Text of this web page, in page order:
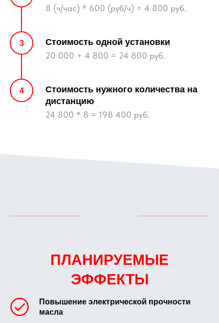
8 (ч/час) * 600 (руб/ч) = 4 800 руб.
Стоимость одной установки
20 000 + 4 800 = 24 800 руб.
Стоимость нужного количества на
дистанцию
24 800 * 8 = 198 400 руб.
ПЛАНИРУЕМЫЕ
ЭФФЕКТЫ
Повышение электрической прочности
масла